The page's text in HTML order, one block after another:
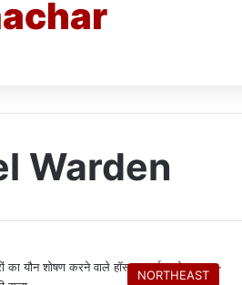
Warden
NORTHEAST